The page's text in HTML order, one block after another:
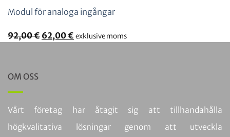
Modul för analoga ingångar
92,00€ Det
62,00€ Det
exklusive moms
OM OSS
Vårt företag har åtagit sig att tillhandahålla
högkvalitativa lösningar genom att utveckla